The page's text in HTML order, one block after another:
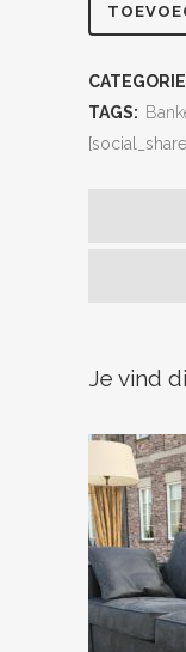
TAGS:
Je vind